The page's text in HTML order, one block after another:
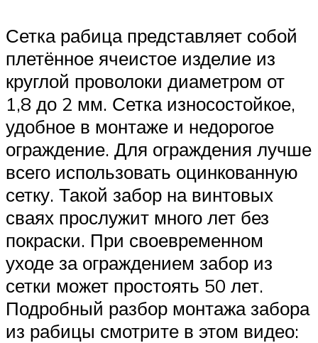
Сетка рабица представляет собой
плетённое ячеистое изделие из
круглой проволоки диаметром от
1,8 до 2 мм. Сетка износостойкое,
удобное в монтаже и недорогое
ограждение. Для ограждения лучше
всего использовать оцинкованную
сетку. Такой забор на винтовых
сваях прослужит много лет без
покраски. При своевременном
уходе за ограждением забор из
сетки может простоять 50 лет.
Подробный разбор монтажа забора
из рабицы смотрите в этом видео: